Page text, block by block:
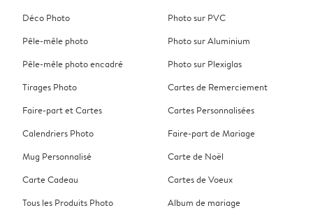
Déco Photo
Pêle-mêle photo
Pêle-mêle photo encadré
Tirages Photo
Faire-part et Cartes
Calendriers Photo
Mug Personnalisé
Carte Cadeau
Tous les Produits Photo
Photo sur PVC
Photo sur Aluminium
Photo sur Plexiglas
Cartes de Remerciement
Cartes Personnalisées
Faire-part de Mariage
Carte de Noël
Cartes de Voeux
Album de mariage